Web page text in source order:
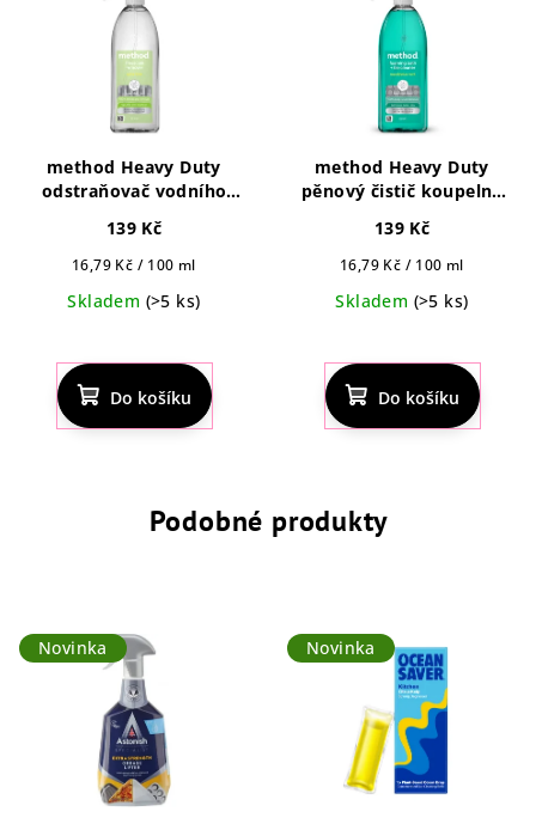
method Heavy Duty
odstraňovač vodního
139 Kč
Měrná
16,79 Kč / 100 ml
Skladem (>5 ks)
hodnocení
produktu
je
5,0
hvězdiček.
Do košíku
method Heavy Duty
pěnový čistič koupelny
139 Kč
Měrná
16,79 Kč / 100 ml
Skladem (>5 ks)
hodnocení
produktu
je
5,0
Do košíku
Podobné produkty
Novinka Novinka